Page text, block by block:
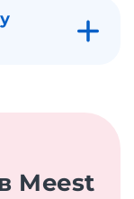
Meest